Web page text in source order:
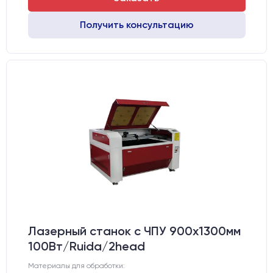
Получить консультацию
Лазерный станок c ЧПУ 900х1300мм
100Вт/Ruida/2head
Материалы для обработки: